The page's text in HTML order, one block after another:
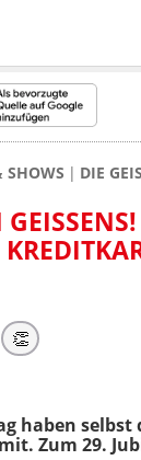
SHOWS DIE
👏
haben selbst
Zum 29.